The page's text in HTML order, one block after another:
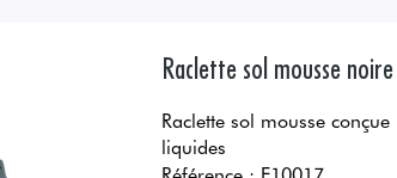
Raclette sol mousse
Raclette sol mousse
liquides